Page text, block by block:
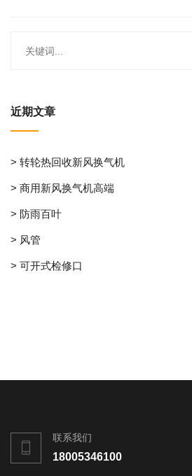
近期文章
> 转轮热回收新风换气机
> 商用新风换气机高端
> 防雨百叶
> 风管
> 可开式检修口
联系我们
18005346100